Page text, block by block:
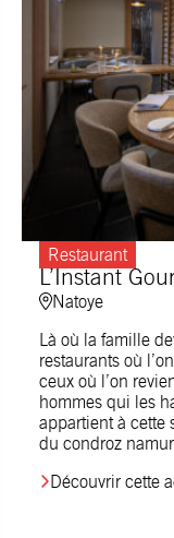
L’Instant
Restaurant
Natoye
Là où la famille
restaurants où
ceux où l’on
hommes qui les
appartient à cette
du condroz
Découvrir cette